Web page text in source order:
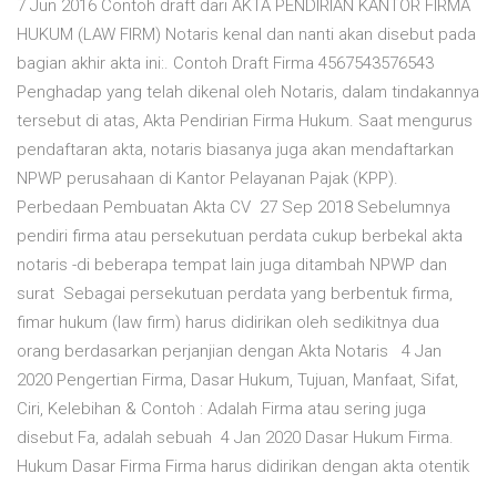
7 Jun 2016 Contoh draft dari AKTA PENDIRIAN KANTOR FIRMA
HUKUM (LAW FIRM) Notaris kenal dan nanti akan disebut pada
bagian akhir akta ini:. Contoh Draft Firma 4567543576543
Penghadap yang telah dikenal oleh Notaris, dalam tindakannya
tersebut di atas, Akta Pendirian Firma Hukum. Saat mengurus
pendaftaran akta, notaris biasanya juga akan mendaftarkan
NPWP perusahaan di Kantor Pelayanan Pajak (KPP).
Perbedaan Pembuatan Akta CV 27 Sep 2018 Sebelumnya
pendiri firma atau persekutuan perdata cukup berbekal akta
notaris -di beberapa tempat lain juga ditambah NPWP dan
surat Sebagai persekutuan perdata yang berbentuk firma,
fimar hukum (law firm) harus didirikan oleh sedikitnya dua
orang berdasarkan perjanjian dengan Akta Notaris 4 Jan
2020 Pengertian Firma, Dasar Hukum, Tujuan, Manfaat, Sifat,
Ciri, Kelebihan & Contoh : Adalah Firma atau sering juga
disebut Fa, adalah sebuah 4 Jan 2020 Dasar Hukum Firma.
Hukum Dasar Firma Firma harus didirikan dengan akta otentik